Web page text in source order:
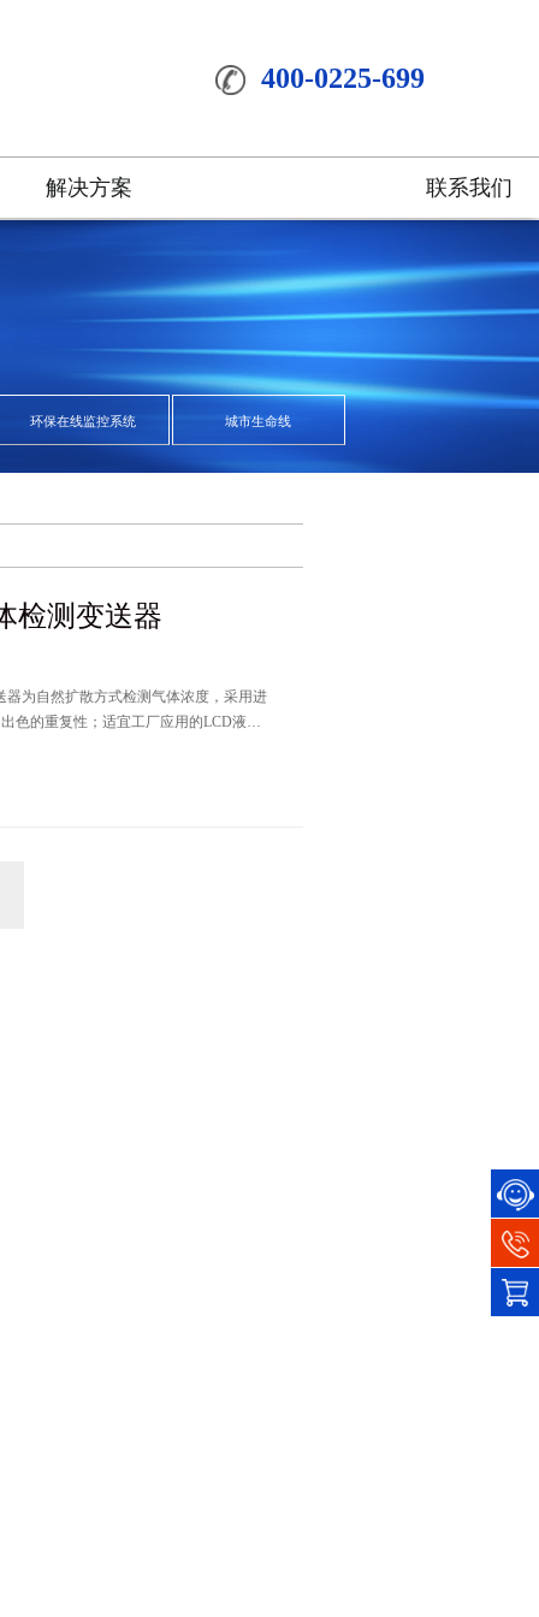
400-0225-699
解决方案 联系我们
环保在线监控系统 城市生命线
检测变送器
色的重复性；适宜工厂应用的LCD液晶